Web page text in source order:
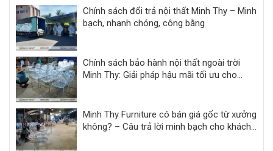
Chính sách đổi trả nội thất Minh Thy – Minh
bạch, nhanh chóng, công bằng
Chính sách bảo hành nội thất ngoài trời
Minh Thy: Giải pháp hậu mãi tối ưu cho
Minh Thy Furniture có bán giá gốc từ xưởng
không? – Câu trả lời minh bạch cho khách